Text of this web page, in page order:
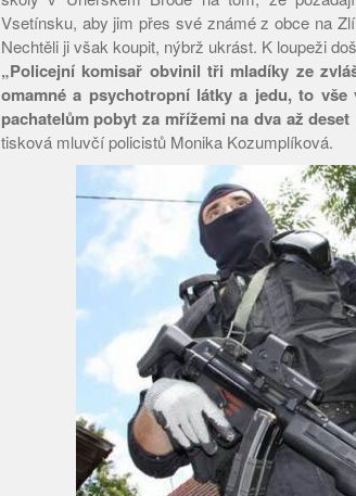
Vsetínsku, aby jim přes své známé z obce na
Nechtěli ji však koupit, nýbrž ukrást. K loupeži
„Policejní komisař obvinil tři mladíky ze
omamné a psychotropní látky a jedu, to
pachatelům pobyt za mřížemi na dva až
tisková mluvčí policistů Monika Kozumplíková.